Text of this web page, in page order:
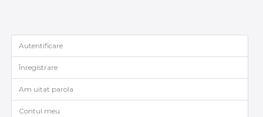
Autentificare
Înregistrare
Am uitat parola
Contul meu